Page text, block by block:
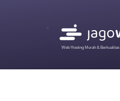
Web Hosting Murah & Berkualitas